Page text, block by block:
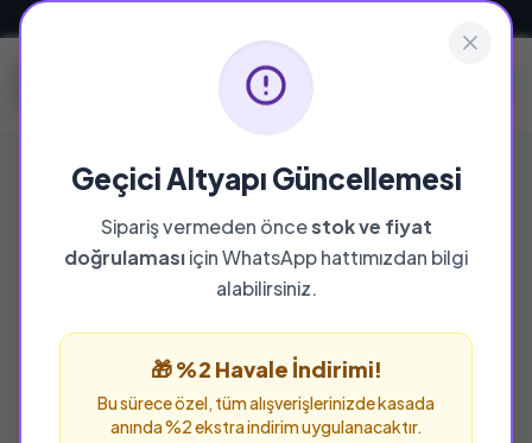
Geçici Altyapı Güncellemesi
Sipariş vermeden öncestok ve fiyat
doğrulamasıiçin WhatsApp hattımızdan bilgi
alabilirsiniz.
🎁 %2 Havale İndirimi!
Bu sürece özel, tüm alışverişlerinizde kasada
anında %2 ekstra indirim uygulanacaktır.
YAYINEVI
Hakikat Yayıncılık-Ömer
Hakikat Yayıncılık-Ömer Öngüt yayınevine ait
tüm eserleri bu sayfada inceleyebilir ve
güvenle sipariş verebilirsiniz.